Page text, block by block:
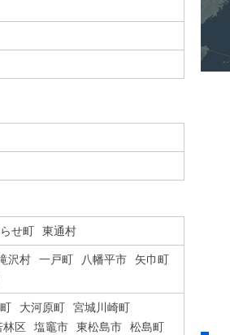
せ町 東通村
沢村 一戸町 八幡平市
矢巾町
大河原町
宮城川崎町
林区 塩竈市 東松島市
松島町